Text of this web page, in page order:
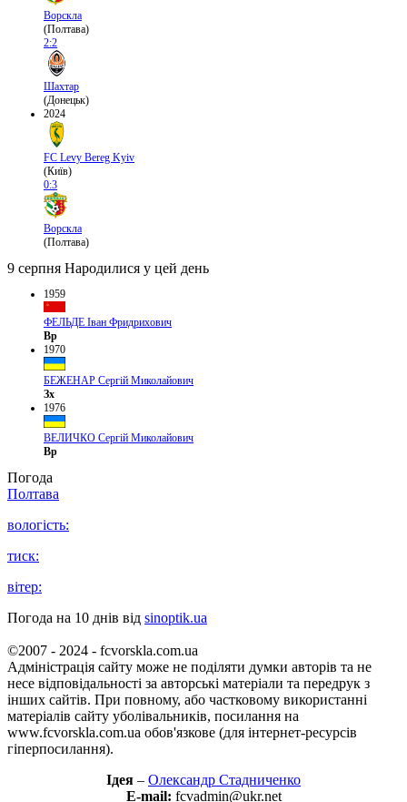
Ворскла
(Полтава)
2:2
Шахтар
(Донецьк)
2024
FC Levy Bereg Kyiv
(Київ)
0:3
Ворскла
(Полтава)
9 серпня Народилися у цей день
1959
ФЕЛЬДЕ Іван Фридрихович
Вр
1970
БЕЖЕНАР Сергій Миколайович
Зх
1976
ВЕЛИЧКО Сергій Миколайович
Вр
Погода
Полтава
вологість:
тиск:
вітер:
Погода на 10 днів від sinoptik.ua
©2007 - 2024 - fcvorskla.com.ua
Адміністрація сайту може не поділяти думки авторів та не
несе відповідальності за авторські матеріали та передрук з
інших сайтів. При повному, або частковому використанні
матеріалів сайту уболівальників, посилання на
www.fcvorskla.com.ua обов'язкове (для інтернет-ресурсів
гіперпосилання).
Ідея – Олександр Стадниченко
E-mail: fcvadmin@ukr.net